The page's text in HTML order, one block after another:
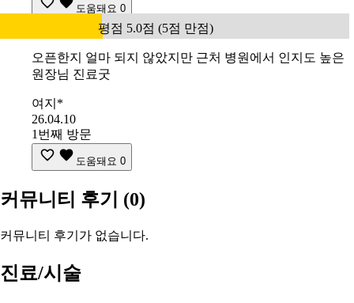
도움돼요 0
평점 5.0점 (5점 만점)
오픈한지 얼마 되지 않았지만 근처 병원에서 인지도 높은
원장님 진료굿
여지*
26.04.10
1번째 방문
도움돼요 0
커뮤니티 후기 (0)
커뮤니티 후기가 없습니다.
진료/시술